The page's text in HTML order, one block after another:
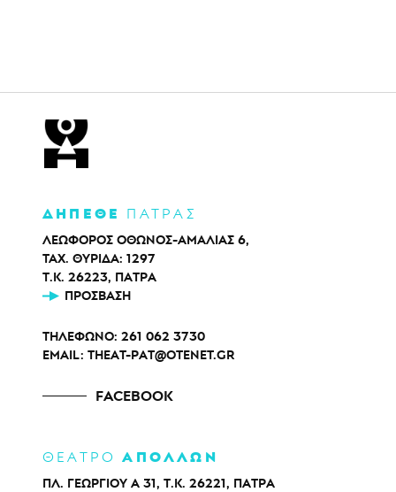
ΔΗΠΕΘΕ ΠΑΤΡΑΣ
ΛΕΩΦΟΡΟΣ ΟΘΩΝΟΣ-ΑΜΑΛΙΑΣ 6,
ΤΑΧ. ΘΥΡΙΔΑ: 1297
Τ.Κ. 26223, ΠΑΤΡΑ
ΠΡΌΣΒΑΣΗ
ΤΗΛΕΦΩΝΟ: 261 062 3730
EMAIL: THEAT-PAT@OTENET.GR
FACEBOOK
ΘΕΑΤΡΟΑΠΟΛΛΩΝ
ΠΛ. ΓΕΩΡΓΙΟΥ Α 31, Τ.Κ. 26221, ΠΑΤΡΑ